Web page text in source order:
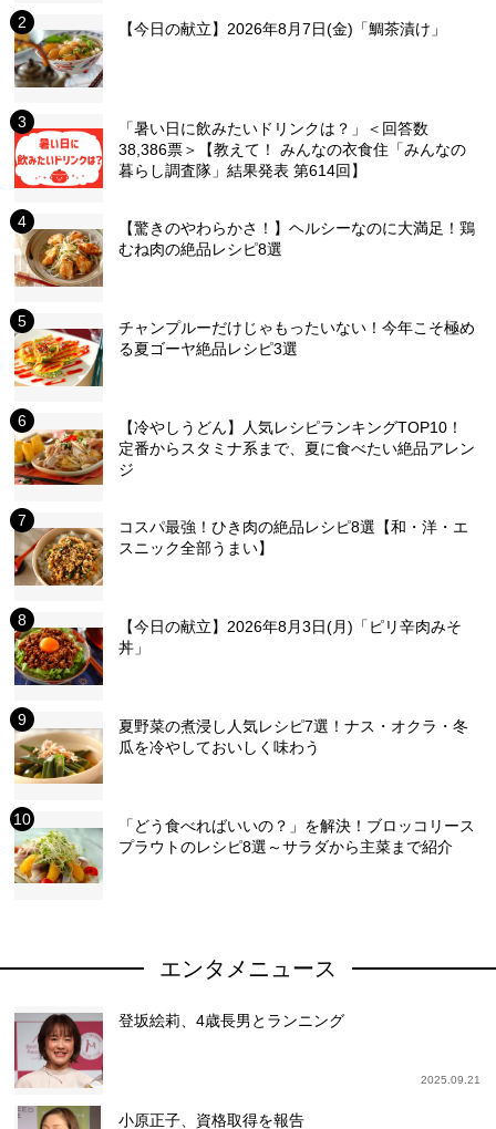
【今日の献立】2026年8月7日(金)「鯛茶漬け」
「暑い日に飲みたいドリンクは？」＜回答数
38,386票＞【教えて！ みんなの衣食住「みんなの
暮らし調査隊」結果発表 第614回】
【驚きのやわらかさ！】ヘルシーなのに大満足！鶏
むね肉の絶品レシピ8選
チャンプルーだけじゃもったいない！今年こそ極め
る夏ゴーヤ絶品レシピ3選
【冷やしうどん】人気レシピランキングTOP10！
定番からスタミナ系まで、夏に食べたい絶品アレン
ジ
コスパ最強！ひき肉の絶品レシピ8選【和・洋・エ
スニック全部うまい】
【今日の献立】2026年8月3日(月)「ピリ辛肉みそ
丼」
夏野菜の煮浸し人気レシピ7選！ナス・オクラ・冬
瓜を冷やしておいしく味わう
「どう食べればいいの？」を解決！ブロッコリース
プラウトのレシピ8選～サラダから主菜まで紹介
エンタメニュース
登坂絵莉、4歳長男とランニング
2025.09.21
小原正子、資格取得を報告